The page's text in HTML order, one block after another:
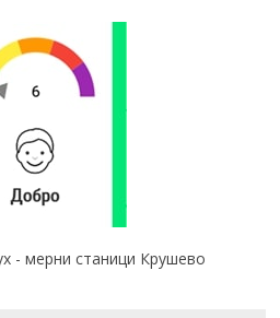
- мерни станици Крушево